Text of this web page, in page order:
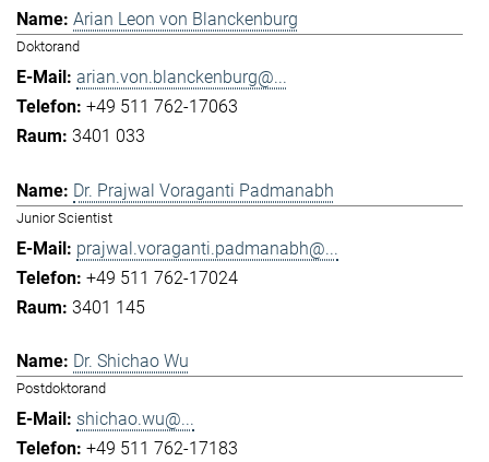
Arian Leon von Blanckenburg
Doktorand
arian.von.blanckenburg@...
+49 511 762-17063
3401 033
Dr. Prajwal Voraganti Padmanabh
Junior Scientist
prajwal.voraganti.padmanabh@...
+49 511 762-17024
3401 145
Dr. Shichao Wu
Postdoktorand
shichao.wu@...
+49 511 762-17183